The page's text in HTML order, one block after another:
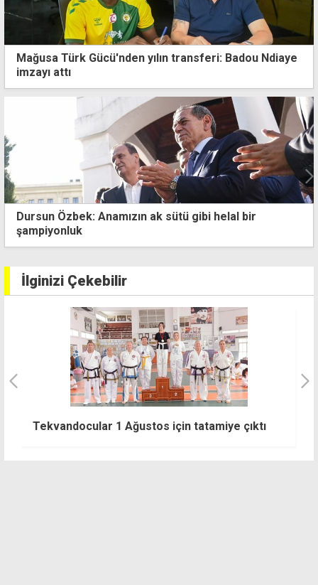
Mağusa Türk Gücü'nden yılın transferi: Badou Ndiaye
imzayı attı
2026 FIFA Dünya Kupası'nda şampiyon bugün belli
oluyor
İlginizi Çekebilir
Tekvandocular 1 Ağustos için tatamiye çıktı